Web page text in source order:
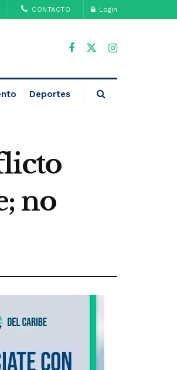
CONTACTO Login
Deportes
no